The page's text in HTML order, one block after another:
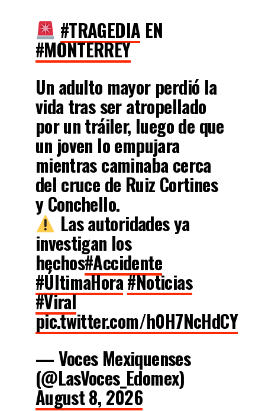
#TRAGEDIA EN
#MONTERREY
Un adulto mayor perdió la
vida tras ser atropellado
por un tráiler, luego de que
un joven lo empujara
mientras caminaba cerca
del cruce de Ruiz Cortines
y Conchello.
Las autoridades ya
investigan los
hechos#Accidente
#ÚltimaHora#Noticias
#Viral
pic.twitter.com/h0H7NcHdCY
— Voces Mexiquenses
(@LasVoces_Edomex)
August 8, 2026